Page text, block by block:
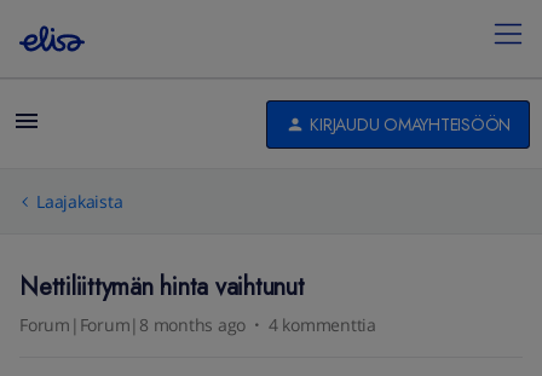
KIRJAUDU OMAYHTEISÖÖN
Laajakaista
Nettiliittymän hinta vaihtunut
Forum|Forum|8 months ago 4 kommenttia